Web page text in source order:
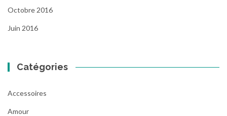
Octobre 2016
Juin 2016
Catégories
Accessoires
Amour